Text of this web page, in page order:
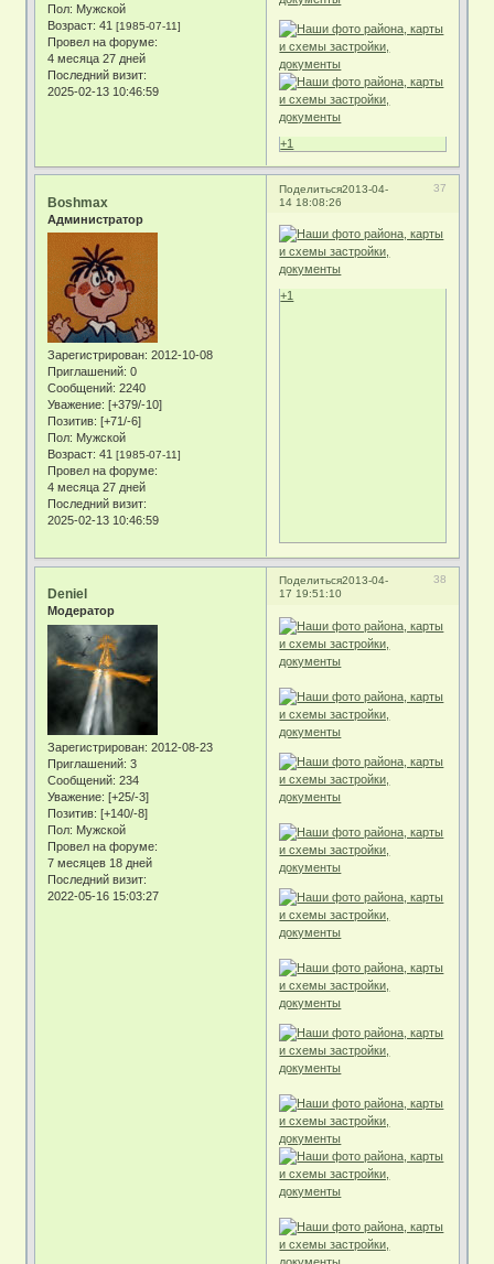
Пол: Мужской
Возраст: 41[1985-07-11]
Провел на форуме:
4 месяца 27 дней
Последний визит:
2025-02-13 10:46:59
+1
Поделиться 37
2013-04-
14 18:08:26
Boshmax
Администратор
Зарегистрирован: 2012-10-08
Приглашений: 0
Сообщений: 2240
Уважение: [+379/-10]
Позитив: [+71/-6]
Пол: Мужской
Возраст: 41[1985-07-11]
Провел на форуме:
4 месяца 27 дней
Последний визит:
2025-02-13 10:46:59
+1
Поделиться 38
2013-04-
17 19:51:10
Deniel
Модератор
Зарегистрирован: 2012-08-23
Приглашений: 3
Сообщений: 234
Уважение: [+25/-3]
Позитив: [+140/-8]
Пол: Мужской
Провел на форуме:
7 месяцев 18 дней
Последний визит:
2022-05-16 15:03:27